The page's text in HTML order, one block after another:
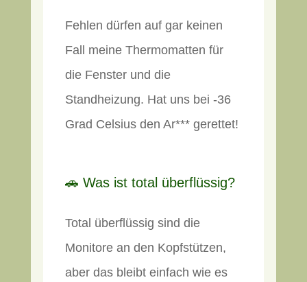
Fehlen dürfen auf gar keinen
Fall meine Thermomatten für
die Fenster und die
Standheizung. Hat uns bei -36
Grad Celsius den Ar*** gerettet!
🚗 Was ist total überflüssig?
Total überflüssig sind die
Monitore an den Kopfstützen,
aber das bleibt einfach wie es